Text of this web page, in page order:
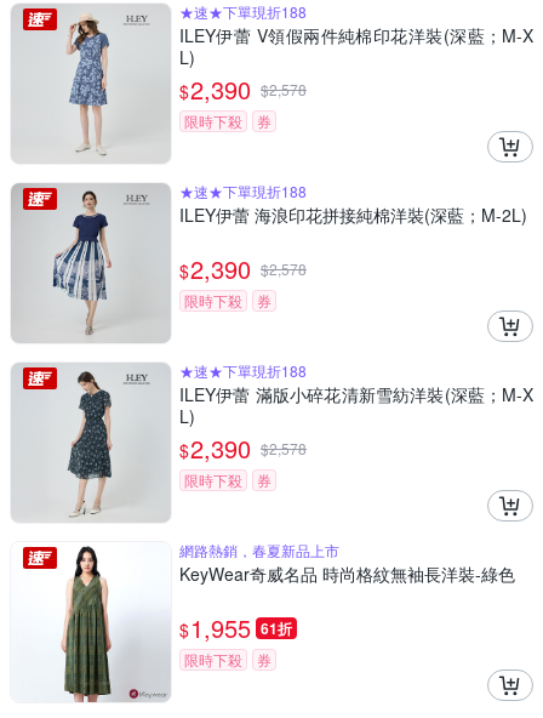
★速★下單現折188
ILEY伊蕾 V領假兩件純棉印花洋裝(深藍；M-X
L)
$2,390 $2,578
限時下殺
券
★速★下單現折188
ILEY伊蕾 海浪印花拼接純棉洋裝(深藍；M-2L)
$2,390 $2,578
限時下殺
券
★速★下單現折188
ILEY伊蕾 滿版小碎花清新雪紡洋裝(深藍；M-X
L)
$2,390 $2,578
限時下殺
券
網路熱銷，春夏新品上市
KeyWear奇威名品 時尚格紋無袖長洋裝-綠色
$1,955 61折
限時下殺 券